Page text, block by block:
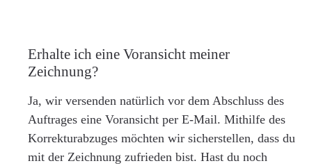
Erhalte ich eine Voransicht meiner
Zeichnung?
Ja, wir versenden natürlich vor dem Abschluss des
Auftrages eine Voransicht per E-Mail. Mithilfe des
Korrekturabzuges möchten wir sicherstellen, dass du
mit der Zeichnung zufrieden bist. Hast du noch